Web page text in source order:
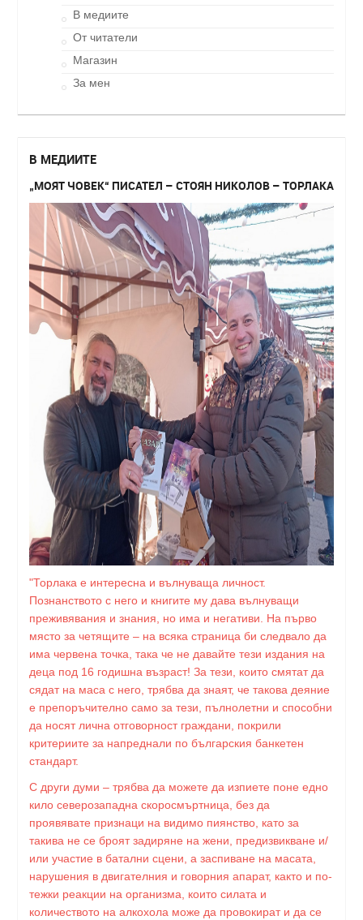
В медиите
От читатели
Магазин
За мен
В МЕДИИТЕ
„МОЯТ ЧОВЕК“ ПИСАТЕЛ – СТОЯН НИКОЛОВ – ТОРЛАКА
"Торлака е интересна и вълнуваща личност.
Познанството с него и книгите му дава вълнуващи
преживявания и знания, но има и негативи. На първо
място за четящите – на всяка страница би следвало да
има червена точка, така че не давайте тези издания на
деца под 16 годишна възраст! За тези, които смятат да
сядат на маса с него, трябва да знаят, че такова деяние
е препоръчително само за тези, пълнолетни и способни
да носят лична отговорност граждани, покрили
критериите за напреднали по българския банкетен
стандарт.
С други думи – трябва да можете да изпиете поне едно
кило северозападна скоросмъртница, без да
проявявате признаци на видимо пиянство, като за
такива не се броят задиряне на жени, предизвикване и/
или участие в батални сцени, а заспиване на масата,
нарушения в двигателния и говорния апарат, както и по-
тежки реакции на организма, които силата и
количеството на алкохола може да провокират и да се